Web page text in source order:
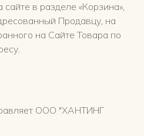
в разделе «Корзина»,
Продавцу, на
на Сайте Товара по
ООО "ХАНТИНГ